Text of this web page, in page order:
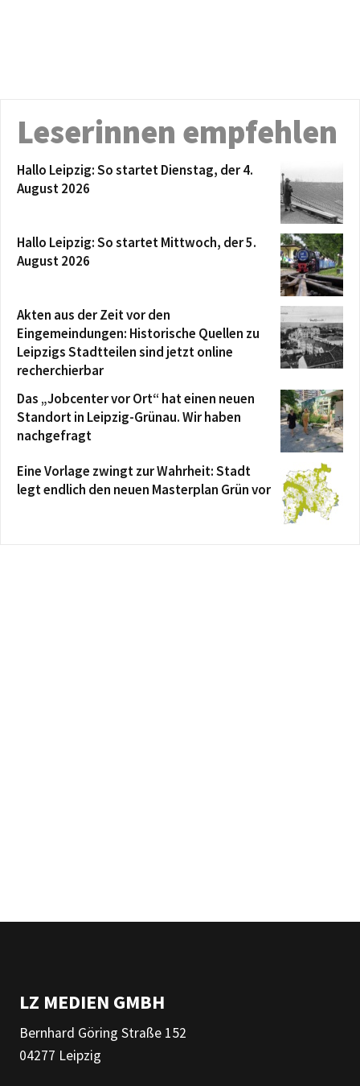
Leserinnen empfehlen
Hallo Leipzig: So startet Dienstag, der 4.
August 2026
Hallo Leipzig: So startet Mittwoch, der 5.
August 2026
Akten aus der Zeit vor den
Eingemeindungen: Historische Quellen zu
Leipzigs Stadtteilen sind jetzt online
recherchierbar
Das „Jobcenter vor Ort“ hat einen neuen
Standort in Leipzig-Grünau. Wir haben
nachgefragt
Eine Vorlage zwingt zur Wahrheit: Stadt
legt endlich den neuen Masterplan Grün vor
LZ MEDIEN GMBH
Bernhard Göring Straße 152
04277 Leipzig